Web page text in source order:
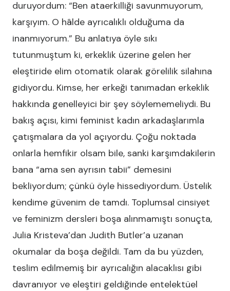
duruyordum: “Ben ataerkilliği savunmuyorum,
karşıyım. O hâlde ayrıcalıklı olduğuma da
inanmıyorum.” Bu anlatıya öyle sıkı
tutunmuştum ki, erkeklik üzerine gelen her
eleştiride elim otomatik olarak görelilik silahına
gidiyordu. Kimse, her erkeği tanımadan erkeklik
hakkında genelleyici bir şey söylememeliydi. Bu
bakış açısı, kimi feminist kadın arkadaşlarımla
çatışmalara da yol açıyordu. Çoğu noktada
onlarla hemfikir olsam bile, sanki karşımdakilerin
bana “ama sen ayrısın tabii” demesini
bekliyordum; çünkü öyle hissediyordum. Üstelik
kendime güvenim de tamdı. Toplumsal cinsiyet
ve feminizm dersleri boşa alınmamıştı sonuçta,
Julia Kristeva’dan Judith Butler’a uzanan
okumalar da boşa değildi. Tam da bu yüzden,
teslim edilmemiş bir ayrıcalığın alacaklısı gibi
davranıyor ve eleştiri geldiğinde entelektüel